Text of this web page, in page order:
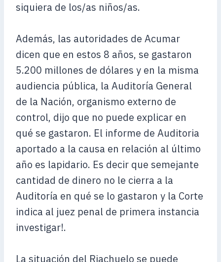
siquiera de los/as niños/as.
Además, las autoridades de Acumar
dicen que en estos 8 años, se gastaron
5.200 millones de dólares y en la misma
audiencia pública, la Auditoría General
de la Nación, organismo externo de
control, dijo que no puede explicar en
qué se gastaron. El informe de Auditoria
aportado a la causa en relación al último
año es lapidario. Es decir que semejante
cantidad de dinero no le cierra a la
Auditoría en qué se lo gastaron y la Corte
indica al juez penal de primera instancia
investigar!.
La situación del Riachuelo se puede